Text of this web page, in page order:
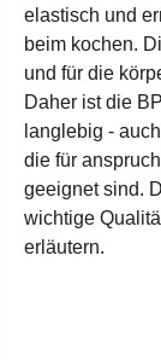
elastisch und
beim kochen.
und für die
Daher ist die
langlebig -
die für
geeignet sind.
wichtige
erläutern.